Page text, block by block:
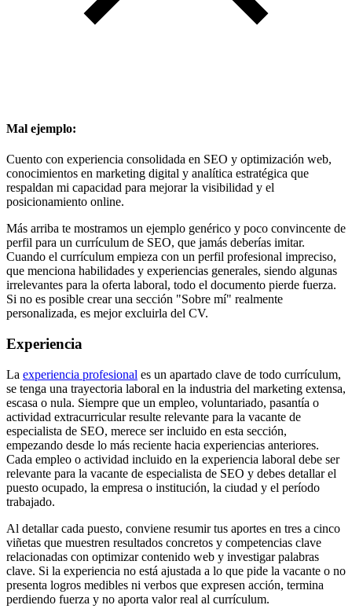
Mal ejemplo:
Cuento con experiencia consolidada en SEO y optimización web,
conocimientos en marketing digital y analítica estratégica que
respaldan mi capacidad para mejorar la visibilidad y el
posicionamiento online.
Más arriba te mostramos un ejemplo genérico y poco convincente de
perfil para un currículum de SEO, que jamás deberías imitar.
Cuando el currículum empieza con un perfil profesional impreciso,
que menciona habilidades y experiencias generales, siendo algunas
irrelevantes para la oferta laboral, todo el documento pierde fuerza.
Si no es posible crear una sección "Sobre mí" realmente
personalizada, es mejor excluirla del CV.
Experiencia
La experiencia profesional es un apartado clave de todo currículum,
se tenga una trayectoria laboral en la industria del marketing extensa,
escasa o nula. Siempre que un empleo, voluntariado, pasantía o
actividad extracurricular resulte relevante para la vacante de
especialista de SEO, merece ser incluido en esta sección,
empezando desde lo más reciente hacia experiencias anteriores.
Cada empleo o actividad incluido en la experiencia laboral debe ser
relevante para la vacante de especialista de SEO y debes detallar el
puesto ocupado, la empresa o institución, la ciudad y el período
trabajado.
Al detallar cada puesto, conviene resumir tus aportes en tres a cinco
viñetas que muestren resultados concretos y competencias clave
relacionadas con optimizar contenido web y investigar palabras
clave. Si la experiencia no está ajustada a lo que pide la vacante o no
presenta logros medibles ni verbos que expresen acción, termina
perdiendo fuerza y no aporta valor real al currículum.